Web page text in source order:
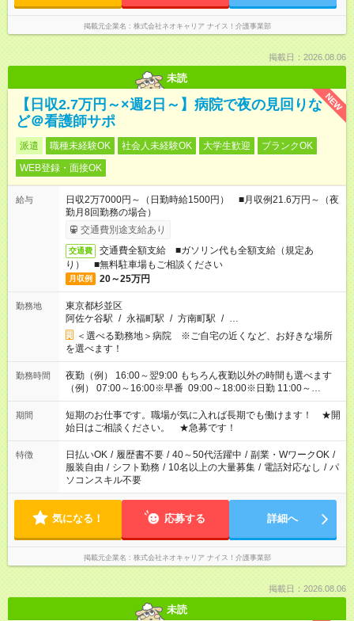
掲載元企業名 株式会社ネオキャリア ナイス！介護事業部
掲載日：2026.08.06
未読
NEW
【日収2.7万円～×週2日～】病院で夜の見回りな
ど＠看護師サポ
派遣 職種未経験OK 社会人未経験OK 大学生歓迎
ブランクOK
WEB登録・面接OK
給与
日収2万7000円～（日勤時給1500円） ■月収例21.6万円～（夜
勤月8回勤務の場合）
交通費別途支給あり
交通費
交通費全額支給 ■ガソリン代も全額支給（規定あ
り） ■無料駐車場もご相談ください
月収例 20～25万円
勤務地
東京都杉並区
阿佐ケ谷駅 / 永福町駅 / 方南町駅 / …
＜選べる勤務地＞病院 ※ご自宅の近くなど、お好きな場所
を選べます！
勤務時間
夜勤（例） 16:00～翌9:00 もちろん夜勤以外の時間も選べます
（例） 07:00～16:00※早番 09:00～18:00※日勤 11:00～
20:00※遅番 ※時間は、固定・選べる施設もあるので、ご希望が
あれば調整できます！ ※シフト制。勤務地により実働時間が異
なります。★家庭の都合でお休みが必要な場合も遠慮なくご相談
ください。
期間
短期のお仕事です。職場が気に入れば長期でも働けます！ ★開
始日はご相談ください。 ★急募です！
特徴 日払いOK / 履歴書不要 / 40～50代活躍中 / 副業・WワークOK /
服装自由 / シフト勤務 / 10名以上の大量募集 / 電話対応なし / パ
ソコンスキル不要
気になる！ 応募する 詳細へ
掲載元企業名 株式会社ネオキャリア ナイス！介護事業部
掲載日：2026.08.06
未読